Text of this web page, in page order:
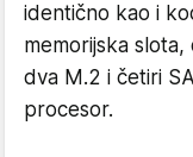
identično kao i
memorijska slota,
dva M.2 i četiri
procesor.